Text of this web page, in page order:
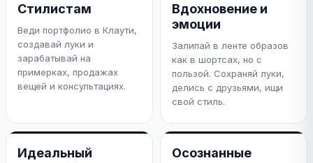
Стилистам
Веди портфолио в Клаути,
создавай луки и
зарабатывай на
примерках, продажах
вещей и консультациях.
Вдохновение и
эмоции
Залипай в ленте образов
как в шортсах, но с
пользой. Сохраняй луки,
делись с друзьями, ищи
свой стиль.
Идеальный
Осознанные